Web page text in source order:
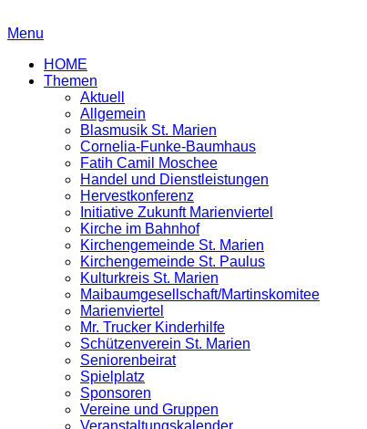
Menu
HOME
Themen
Aktuell
Allgemein
Blasmusik St. Marien
Cornelia-Funke-Baumhaus
Fatih Camil Moschee
Handel und Dienstleistungen
Hervestkonferenz
Initiative Zukunft Marienviertel
Kirche im Bahnhof
Kirchengemeinde St. Marien
Kirchengemeinde St. Paulus
Kulturkreis St. Marien
Maibaumgesellschaft/Martinskomitee
Marienviertel
Mr. Trucker Kinderhilfe
Schützenverein St. Marien
Seniorenbeirat
Spielplatz
Sponsoren
Vereine und Gruppen
Veranstaltungskalender